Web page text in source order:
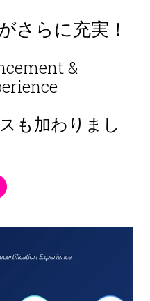
さらに充実！
&
も加わりまし